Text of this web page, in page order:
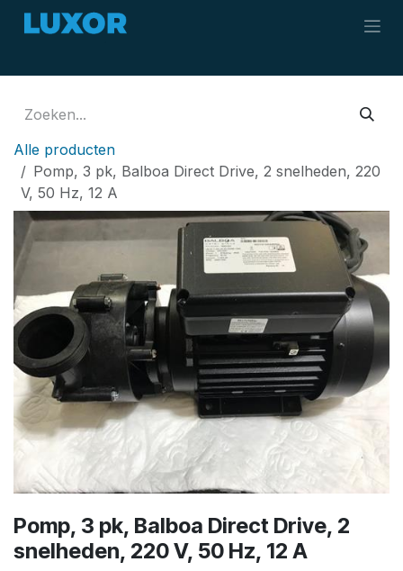
Overslaan naar inhoud
Alle producten
Pomp, 3 pk, Balboa Direct Drive, 2 snelheden, 220
V, 50 Hz, 12 A
Pomp, 3 pk, Balboa Direct Drive, 2
snelheden, 220 V, 50 Hz, 12 A